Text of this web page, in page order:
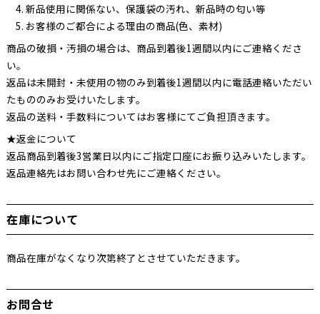
新品使用に関係ない、保護袋の汚れ、新品時の匂い等
お客様のご都合による理由の商品(色、素材)
商品の破損・汚損の場合は、商品到着後1週間以内にご連絡くださ
い。
返品は未開封・未使用の物のみ到着後1週間以内に電話連絡いただい
たもののみお受けいたします。
返品の送料・手数料についてはお客様にてご負担頂きます。
★返金について
返品商品到着後3営業日以内にご指定口座にお振り込みいたします。
返品連絡先はお問い合わせ先にご連絡ください。
在庫について
商品在庫がなくなり次第終了とさせていただきます。
お問合せ